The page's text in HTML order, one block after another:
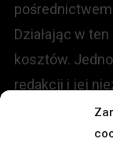
Działając w
kosztów.
redakcji i jej